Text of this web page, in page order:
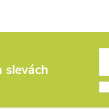
slevách